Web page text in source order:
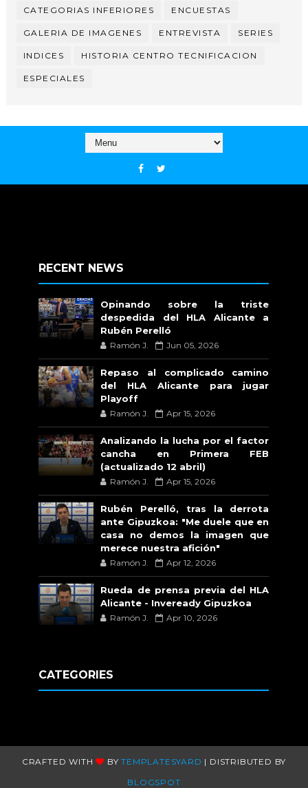
CATEGORIAS INFERIORES ENCUESTAS
GALERIA DE IMAGENES ENTREVISTA SERIES
INDICES HISTORIA CENTRO TECNIFICACION
ESPECIALES
RECENT NEWS
Opinando sobre la triste
despedida del HLA Alicante a
Rubén Perelló
Ramón J. Jun 05, 2026
Repaso al complicado camino
del HLA Alicante para jugar
Playoff
Ramón J. Apr 15, 2026
Analizando la lucha por el factor
cancha en Primera FEB
(actualizado 12 abril)
Ramón J. Apr 15, 2026
Rubén Perelló, tras la derrota
ante Gipuzkoa: "Me duele que en
casa no demos la imagen que
merece nuestra afición"
Ramón J. Apr 12, 2026
Rueda de prensa previa del HLA
Alicante - Inveready Gipuzkoa
Ramón J. Apr 10, 2026
CATEGORIES
CRAFTED WITH BYTEMPLATESYARD | DISTRIBUTED BY
BLOGSPOT